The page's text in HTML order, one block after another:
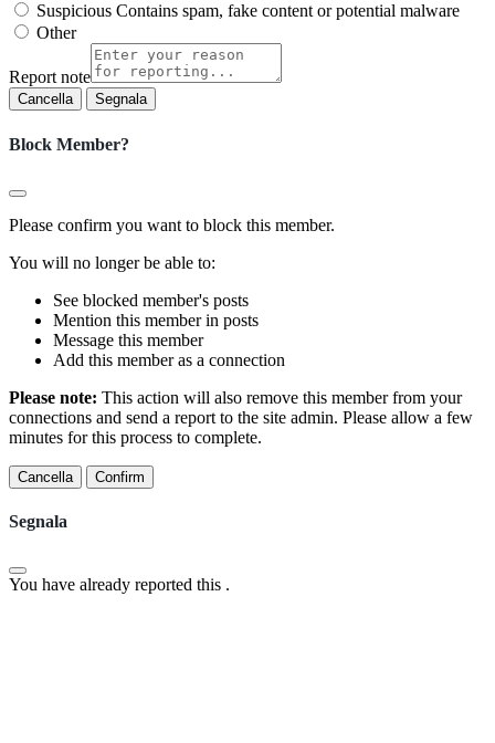
Suspicious Contains spam, fake content or potential malware
Other
Report note
Segnala
Block Member?
Please confirm you want to block this member.
You will no longer be able to:
See blocked member's posts
Mention this member in posts
Message this member
Add this member as a connection
Please note: This action will also remove this member from your
connections and send a report to the site admin. Please allow a few
minutes for this process to complete.
Confirm
Segnala
You have already reported this .